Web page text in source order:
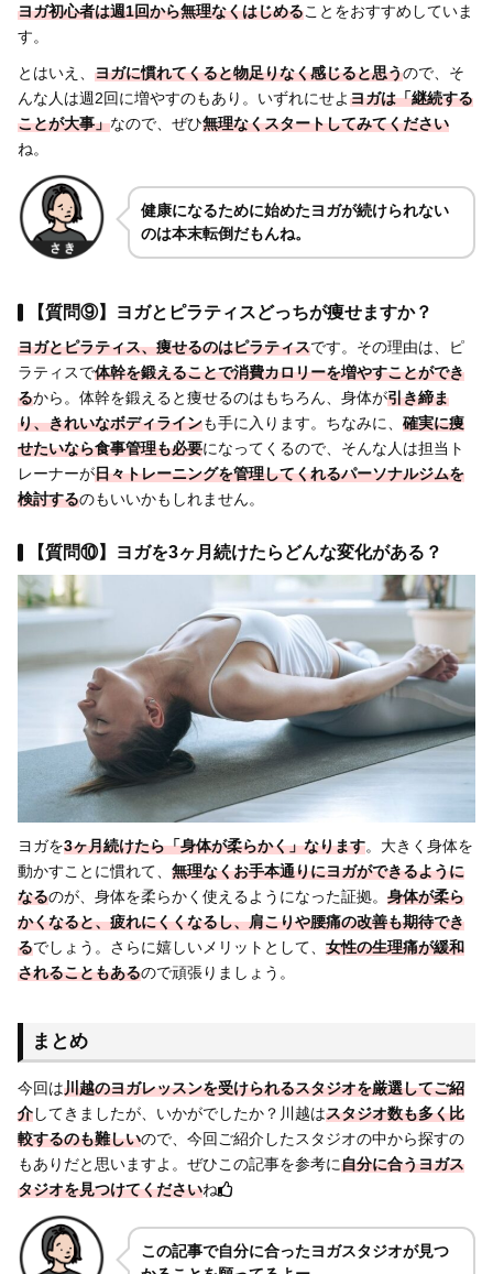
ヨガ初心者は週1回から無理なくはじめることをおすすめしていま
す。
とはいえ、 ヨガに慣れてくると物足りなく感じると思うので、そ
んな人は週2回に増やすのもあり。いずれにせよヨガは「継続する
ことが大事」なので、ぜひ無理なくスタートしてみてください
ね。
健康になるために始めたヨガが続けられない
のは本末転倒だもんね。
【質問⑨】ヨガとピラティスどっちが痩せますか？
ヨガとピラティス、痩せるのはピラティスです。その理由は、ピ
ラティスで体幹を鍛えることで消費カロリーを増やすことができ
るから。体幹を鍛えると痩せるのはもちろん、身体が引き締ま
り、きれいなボディラインも手に入ります。ちなみに、 確実に痩
せたいなら食事管理も必要になってくるので、そんな人は担当ト
レーナーが日々トレーニングを管理してくれるパーソナルジムを
検討するのもいいかもしれません。
【質問⑩】ヨガを3ヶ月続けたらどんな変化がある？
ヨガを3ヶ月続けたら「身体が柔らかく」なります。大きく身体を
動かすことに慣れて、 無理なくお手本通りにヨガができるように
なるのが、身体を柔らかく使えるようになった証拠。 身体が柔ら
かくなると、疲れにくくなるし、肩こりや腰痛の改善も期待でき
るでしょう。さらに嬉しいメリットとして、 女性の生理痛が緩和
されることもあるので頑張りましょう。
まとめ
今回は川越のヨガレッスンを受けられるスタジオを厳選してご紹
介してきましたが、いかがでしたか？川越はスタジオ数も多く比
較するのも難しいので、今回ご紹介したスタジオの中から探すの
もありだと思いますよ。ぜひこの記事を参考に自分に合うヨガス
タジオを見つけてくださいね
この記事で自分に合ったヨガスタジオが見つ